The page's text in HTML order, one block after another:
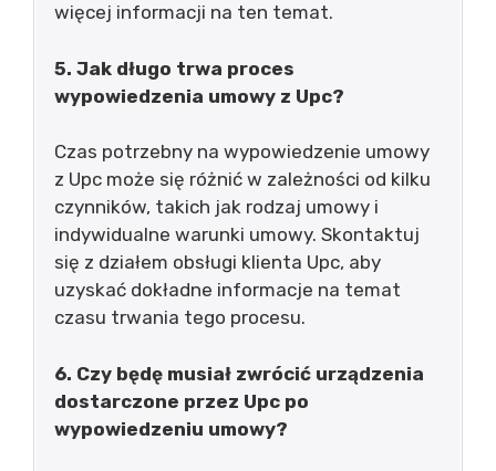
więcej informacji na ten temat.
5. Jak długo trwa proces
wypowiedzenia umowy z Upc?
Czas potrzebny na wypowiedzenie umowy
z Upc może się różnić w zależności od kilku
czynników, takich jak rodzaj umowy i
indywidualne warunki umowy. Skontaktuj
się z działem obsługi klienta Upc, aby
uzyskać dokładne informacje na temat
czasu trwania tego procesu.
6. Czy będę musiał zwrócić urządzenia
dostarczone przez Upc po
wypowiedzeniu umowy?